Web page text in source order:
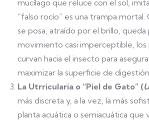
mucílago que reluce con el sol,
“falso rocío” es una trampa mortal.
se posa, atraído por el brillo, queda
movimiento casi imperceptible, los
curvan hacia el insecto para
maximizar la superficie de
La Utrricularia o “Piel de Gato” (
más discreta y, a la vez, la más
planta acuática o semiacuática que